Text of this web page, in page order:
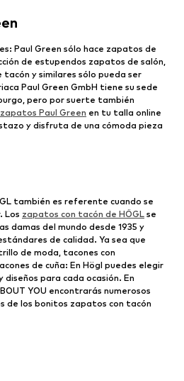
Paul Green sólo hace zapatos de
de estupendos zapatos de salón,
y similares sólo pueda ser
Paul Green GmbH tiene su sede
pero por suerte también
zapatos Paul Green en tu talla online
y disfruta de una cómoda pieza
también es referente cuando se
Los zapatos con tacón de HÖGL se
damas del mundo desde 1935 y
de calidad. Ya sea que
de moda, tacones con
de cuña: En Högl puedes elegir
para cada ocasión. En
YOU encontrarás numerosos
de los bonitos zapatos con tacón